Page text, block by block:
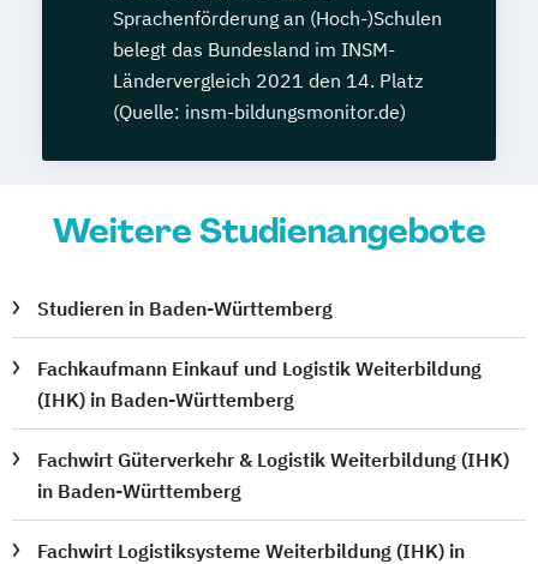
Sprachenförderung an (Hoch-)Schulen
belegt das Bundesland im INSM-
Ländervergleich 2021 den 14. Platz
(Quelle: insm-bildungsmonitor.de)
Weitere Studienangebote
Studieren in Baden-Württemberg
Fachkaufmann Einkauf und Logistik Weiterbildung
(IHK) in Baden-Württemberg
Fachwirt Güterverkehr & Logistik Weiterbildung (IHK)
in Baden-Württemberg
Fachwirt Logistiksysteme Weiterbildung (IHK) in